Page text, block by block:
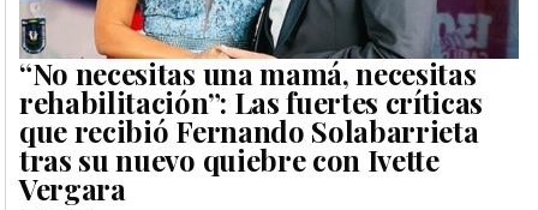
“No necesitas una mamá, necesitas
rehabilitación”: Las fuertes críticas
que recibió Fernando Solabarrieta
tras su nuevo quiebre con Ivette
Vergara